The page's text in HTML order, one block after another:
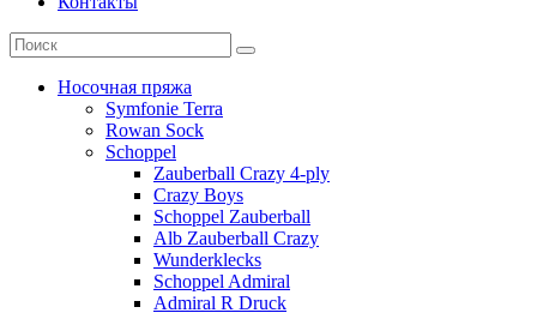
Носочная пряжа
Symfonie Terra
Rowan Sock
Schoppel
Zauberball Crazy 4-ply
Crazy Boys
Schoppel Zauberball
Alb Zauberball Crazy
Wunderklecks
Schoppel Admiral
Admiral R Druck